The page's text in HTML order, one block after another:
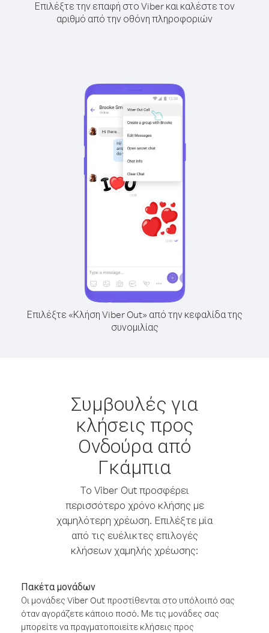
Επιλέξτε την επαφή στο Viber και καλέστε τον
αριθμό από την οθόνη πληροφοριών
Επιλέξτε «Κλήση Viber Out» από την κεφαλίδα της
συνομιλίας
Συμβουλές για
κλήσεις προς
Ονδούρα από
Γκάμπια
Το Viber Out προσφέρει
περισσότερο χρόνο κλήσης με
χαμηλότερη χρέωση. Επιλέξτε μία
από τις ευέλικτες επιλογές
κλήσεων χαμηλής χρέωσης:
Πακέτα μονάδων
Οι μονάδες Viber Out προστίθενται στο υπόλοιπό σας
όταν αγοράζετε κάποιο ποσό. Με τις μονάδες σας
μπορείτε να πραγματοποιείτε κλήσεις προς